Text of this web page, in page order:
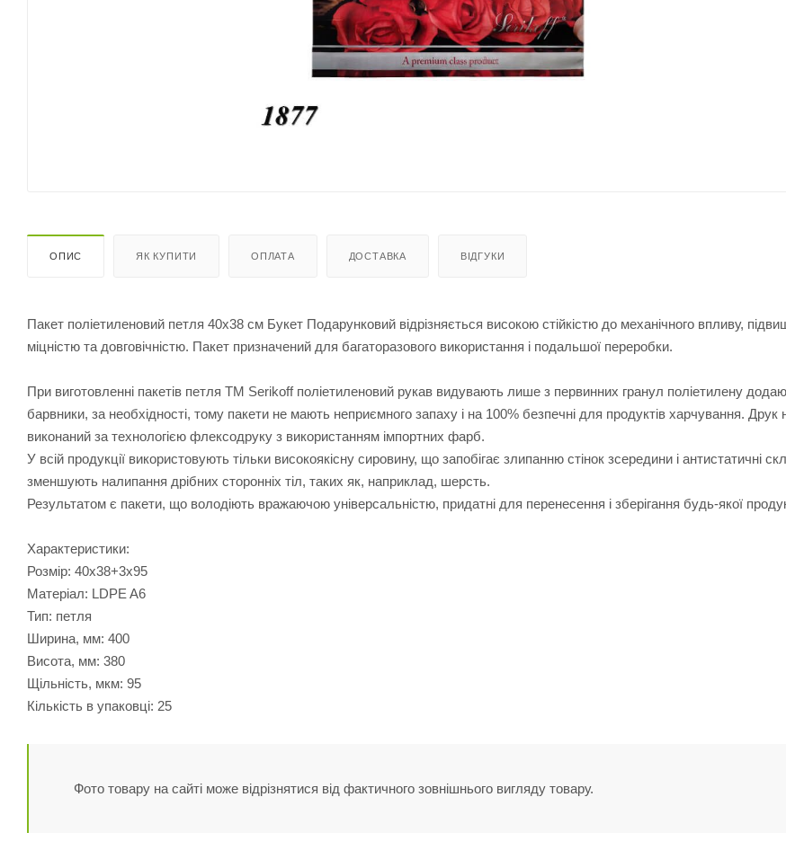
ОПИС ЯК КУПИТИ ОПЛАТА ДОСТАВКА ВІДГУКИ
Пакет поліетиленовий петля 40х38 см Букет Подарунковий відрізняється високою стійкістю до механічного впливу,
міцністю та довговічністю. Пакет призначений для багаторазового використання і подальшої переробки.
При виготовленні пакетів петля ТМ Serikoff поліетиленовий рукав видувають лише з первинних гранул поліетилену
барвники, за необхідності, тому пакети не мають неприємного запаху і на 100% безпечні для продуктів харчування. Друк
виконаний за технологією флексодруку з використанням імпортних фарб.
У всій продукції використовують тільки високоякісну сировину, що запобігає злипанню стінок зсередини і антистатичні
зменшують налипання дрібних сторонніх тіл, таких як, наприклад, шерсть.
Результатом є пакети, що володіють вражаючою універсальністю, придатні для перенесення і зберігання будь-якої
Характеристики:
Розмір: 40х38+3х95
Матеріал: LDPE A6
Тип: петля
Ширина, мм: 400
Висота, мм: 380
Щільність, мкм: 95
Кількість в упаковці: 25
Фото товару на сайті може відрізнятися від фактичного зовнішнього вигляду товару.